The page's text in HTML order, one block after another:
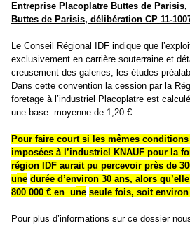
Entreprise Placoplatre Buttes de
Buttes de Parisis, délibération CP 11-
Le Conseil Régional IDF indique que
exclusivement en carrière souterraine et
creusement des galeries, les études
Dans cette convention la cession par la
foretage à l’industriel Placoplatre est
une base moyenne de 1,20 €.
Pour faire court si les mêmes
imposées à l’industriel KNAUF pour la
région IDF aurait pu percevoir près de
une durée d’environ 30 ans, alors
800 000 € en une seule fois, soit
Pour plus d’informations sur ce dossier